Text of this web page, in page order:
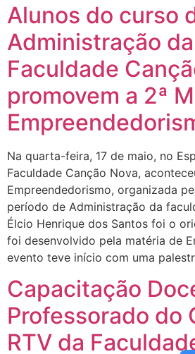
Alunos do curso
Administração da
Faculdade
promovem a 2ª
Na quarta-feira, 17 de maio, no
Faculdade Canção Nova,
Empreendedorismo, organizada
período de Administração da
Élcio Henrique dos Santos foi o
foi desenvolvido pela matéria de
evento teve início com uma
Capacitação
Professorado do
RTV da